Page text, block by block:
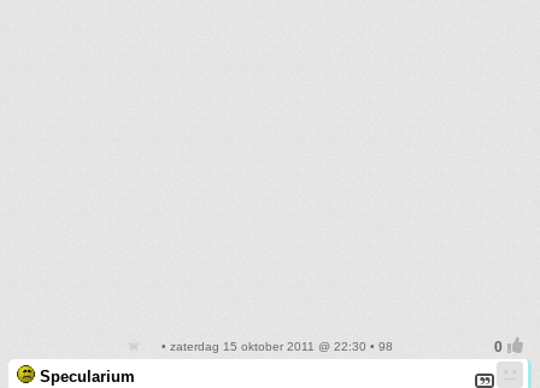
• zaterdag 15 oktober 2011 @ 22:30 • 98
Specularium